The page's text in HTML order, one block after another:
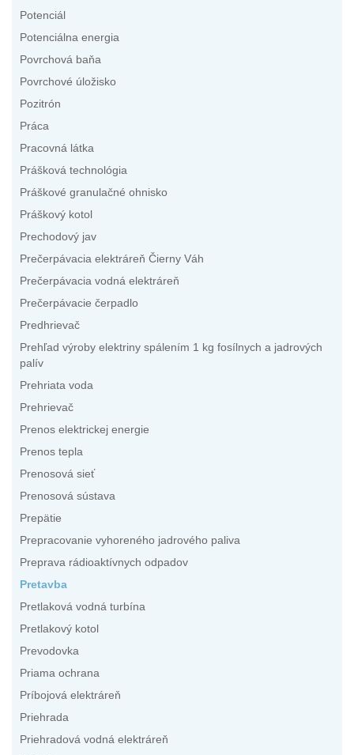
Potenciál
Potenciálna energia
Povrchová baňa
Povrchové úložisko
Pozitrón
Práca
Pracovná látka
Prášková technológia
Práškové granulačné ohnisko
Práškový kotol
Prechodový jav
Prečerpávacia elektráreň Čierny Váh
Prečerpávacia vodná elektráreň
Prečerpávacie čerpadlo
Predhrievač
Prehľad výroby elektriny spálením 1 kg fosílnych a jadrových
palív
Prehriata voda
Prehrievač
Prenos elektrickej energie
Prenos tepla
Prenosová sieť
Prenosová sústava
Prepätie
Prepracovanie vyhoreného jadrového paliva
Preprava rádioaktívnych odpadov
Pretavba
Pretlaková vodná turbína
Pretlakový kotol
Prevodovka
Priama ochrana
Príbojová elektráreň
Priehrada
Priehradová vodná elektráreň